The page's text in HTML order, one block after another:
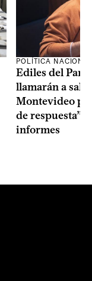
POLÍTICA
Ediles del
llamarán a sala
Montevideo
de respuesta”
informes